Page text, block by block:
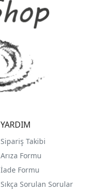
YARDIM
Sipariş Takibi
Arıza Formu
İade Formu
Sıkça Sorulan Sorular